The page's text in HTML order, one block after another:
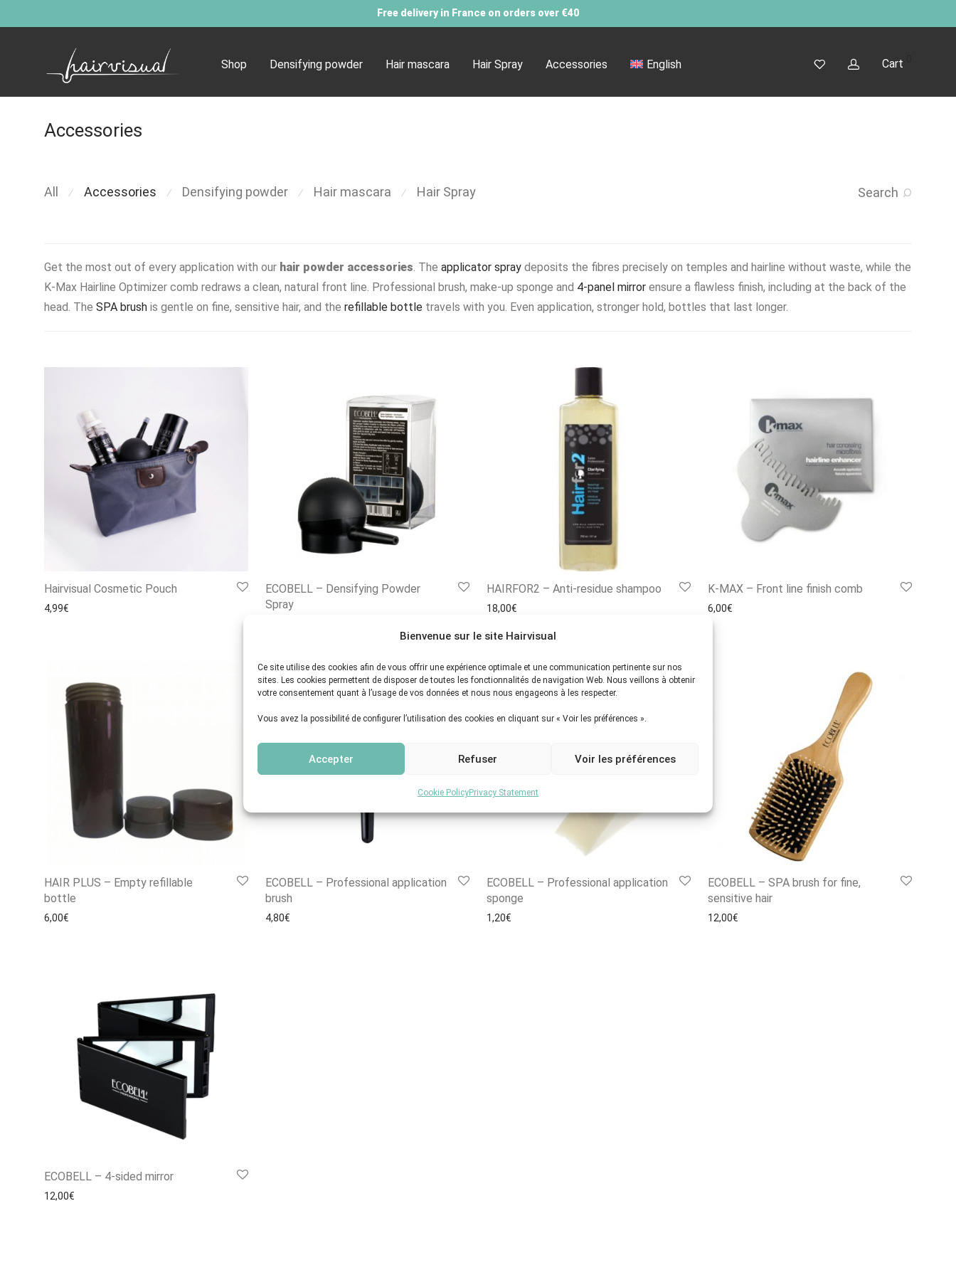
Bienvenue sur le site Hairvisual
Ce site utilise des cookies afin de vous offrir une expérience optimale et une communication pertinente sur nos
sites. Les cookies permettent de disposer de toutes les fonctionnalités de navigation Web. Nous veillons à obtenir
votre consentement quant à l’usage de vos données et nous nous engageons à les respecter.
Vous avez la possibilité de configurer l’utilisation des cookies en cliquant sur « Voir les préférences ».
Accepter Refuser Voir les préférences
Cookie PolicyPrivacy Statement
Free delivery in France on orders over €40
Shop Densifying powder Hair mascara Hair Spray Accessories English Cart
Accessories
Search
All ⁄ Accessories ⁄ Densifying powder ⁄ Hair mascara ⁄ Hair Spray
Get the most out of every application with our hair powder accessories. The applicator spray deposits the fibres precisely on temples and hairline without waste, while the
K-Max Hairline Optimizer comb redraws a clean, natural front line. Professional brush, make-up sponge and 4-panel mirror ensure a flawless finish, including at the back of the
head. The SPA brush is gentle on fine, sensitive hair, and the refillable bottle travels with you. Even application, stronger hold, bottles that last longer.
Hairvisual Cosmetic Pouch
4,99€
ECOBELL – Densifying Powder
Spray
HAIRFOR2 – Anti-residue shampoo
18,00€
K-MAX – Front line finish comb
6,00€
HAIR PLUS – Empty refillable
bottle
6,00€
ECOBELL – Professional application
brush
4,80€
ECOBELL – Professional application
sponge
1,20€
ECOBELL – SPA brush for fine,
sensitive hair
12,00€
ECOBELL – 4-sided mirror
12,00€